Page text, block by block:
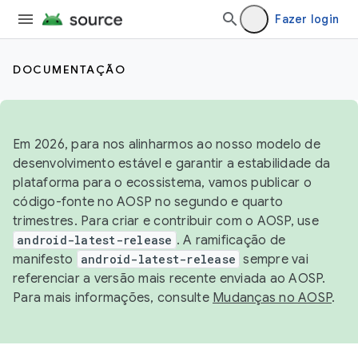
Fazer login
DOCUMENTAÇÃO
Em 2026, para nos alinharmos ao nosso modelo de
desenvolvimento estável e garantir a estabilidade da
plataforma para o ecossistema, vamos publicar o
código-fonte no AOSP no segundo e quarto
trimestres. Para criar e contribuir com o AOSP, use
android-latest-release . A ramificação de
manifesto
android-latest-release sempre vai
referenciar a versão mais recente enviada ao AOSP.
Para mais informações, consulte Mudanças no AOSP.